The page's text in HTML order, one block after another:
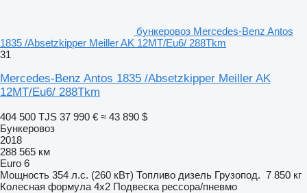
бункеровоз Mercedes-Benz Antos
1835 /Absetzkipper Meiller AK 12MT/Eu6/ 288Tkm
31
Mercedes-Benz Antos 1835 /Absetzkipper Meiller AK
12MT/Eu6/ 288Tkm
404 500 TJS 37 990 € ≈ 43 890 $
Бункеровоз
2018
288 565 км
Euro 6
Мощность 354 л.с. (260 кВт) Топливо дизель Грузопод. 7 850 кг
Колесная формула 4x2 Подвеска рессора/пневмо